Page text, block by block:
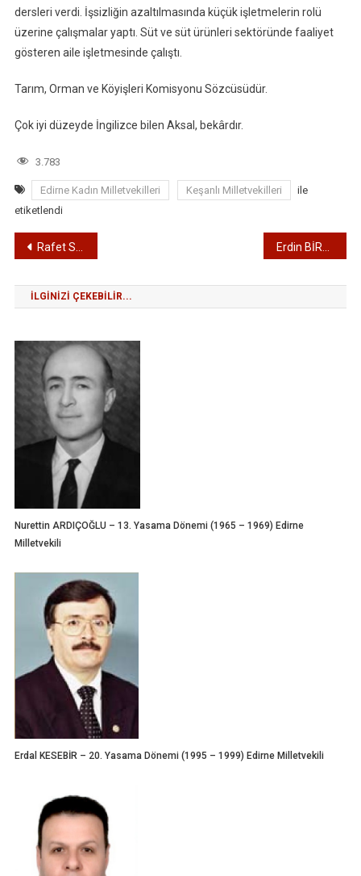
dersleri verdi. İşsizliğin azaltılmasında küçük işletmelerin rolü
üzerine çalışmalar yaptı. Süt ve süt ürünleri sektöründe faaliyet
gösteren aile işletmesinde çalıştı.
Tarım, Orman ve Köyişleri Komisyonu Sözcüsüdür.
Çok iyi düzeyde İngilizce bilen Aksal, bekârdır.
3.783
Edirne Kadın Milletvekilleri Keşanlı Milletvekilleri
ile
etiketlendi
Yazı
gezinmesi
Rafet SEZEN – 26. Yasama Dönemi (2015 – 2018) Edirne Milletvekili
İLGINIZI ÇEKEBILIR...
Nurettin ARDIÇOĞLU – 13. Yasama Dönemi (1965 – 1969) Edirne
Milletvekili
Erdal KESEBİR – 20. Yasama Dönemi (1995 – 1999) Edirne Milletvekili